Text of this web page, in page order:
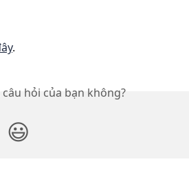
.
hỏi của bạn không?
😃